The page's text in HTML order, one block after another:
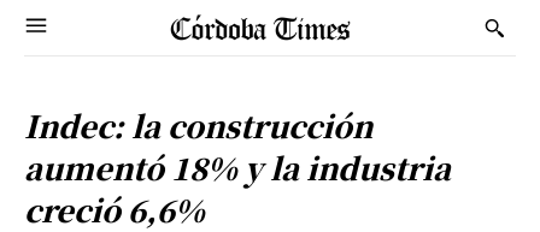
Indec: la construcción
aumentó 18% y la industria
creció 6,6%